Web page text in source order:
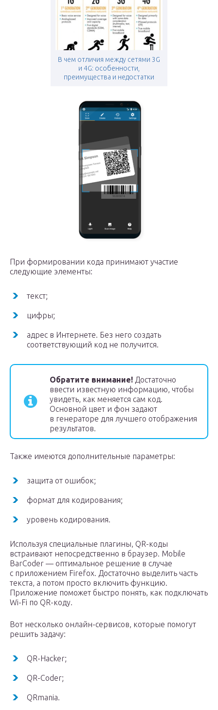
В чем отличия между сетями 3G
и 4G: особенности,
преимущества и недостатки
При формировании кода принимают участие
следующие элементы:
текст;
цифры;
адрес в Интернете. Без него создать
соответствующий код не получится.
Обратите внимание! Достаточно
ввести известную информацию, чтобы
увидеть, как меняется сам код.
Основной цвет и фон задают
в генераторе для лучшего отображения
результатов.
Также имеются дополнительные параметры:
защита от ошибок;
формат для кодирования;
уровень кодирования.
Используя специальные плагины, QR-коды
встраивают непосредственно в браузер. Mobile
BarCoder — оптимальное решение в случае
с приложением Firefox. Достаточно выделить часть
текста, а потом просто включить функцию.
Приложение поможет быстро понять, как подключать
Wi-Fi по QR-коду.
Вот несколько онлайн-сервисов, которые помогут
решить задачу:
QR-Hacker;
QR-Coder;
QRmania.